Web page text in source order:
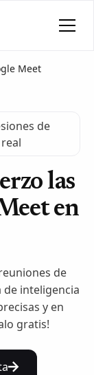
Meet
de
las
en
de
inteligencia
y en
gratis!